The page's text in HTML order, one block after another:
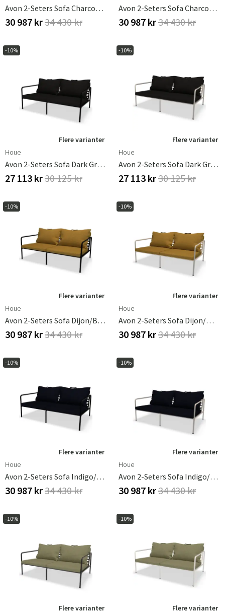
Avon 2-Seters Sofa Charcoal/Black
30 987 kr34 430 kr
Avon 2-Seters Sofa Charcoal/White
30 987 kr34 430 kr
-10%
Flere varianter
Houe
Avon 2-Seters Sofa Dark Grey/Black
27 113 kr30 125 kr
-10%
Flere varianter
Houe
Avon 2-Seters Sofa Dark Grey/White
27 113 kr30 125 kr
-10%
Flere varianter
Houe
Avon 2-Seters Sofa Dijon/Black
30 987 kr34 430 kr
-10%
Flere varianter
Houe
Avon 2-Seters Sofa Dijon/White
30 987 kr34 430 kr
-10%
Flere varianter
Houe
Avon 2-Seters Sofa Indigo/Black
30 987 kr34 430 kr
-10%
Flere varianter
Houe
Avon 2-Seters Sofa Indigo/White
30 987 kr34 430 kr
-10%
Flere varianter
-10%
Flere varianter